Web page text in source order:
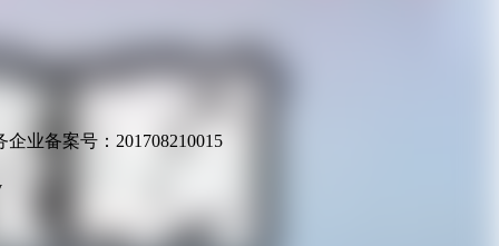
业备案号：201708210015